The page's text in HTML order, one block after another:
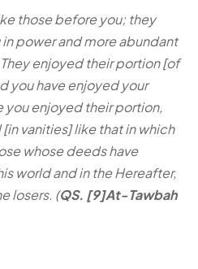
those before you; they
power and more abundant
enjoyed their portion [of
you have enjoyed your
you enjoyed their portion,
vanities] like that in which
whose deeds have
world and in the Hereafter,
losers. (QS. [9]At-Tawbah